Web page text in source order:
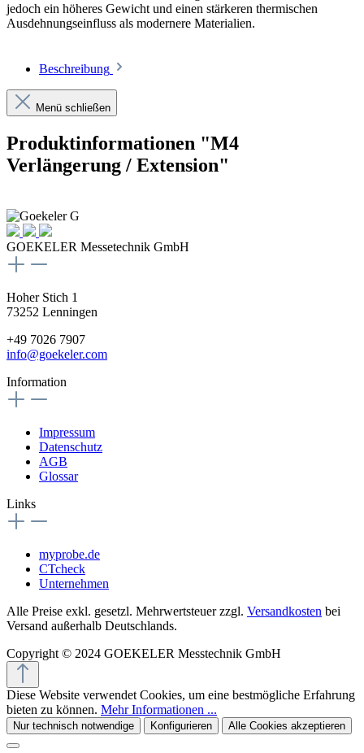
jedoch ein höheres Gewicht und einen stärkeren thermischen
Ausdehnungseinfluss als modernere Materialien.
Beschreibung
Menü schließen
Produktinformationen "M4
Verlängerung / Extension"
GOEKELER Messetechnik GmbH
Hoher Stich 1
73252 Lenningen
+49 7026 7907
info@goekeler.com
Information
Impressum
Datenschutz
AGB
Glossar
Links
myprobe.de
CTcheck
Unternehmen
Alle Preise exkl. gesetzl. Mehrwertsteuer zzgl. Versandkosten bei
Versand außerhalb Deutschlands.
Copyright © 2024 GOEKELER Messtechnik GmbH
Diese Website verwendet Cookies, um eine bestmögliche Erfahrung
bieten zu können. Mehr Informationen ...
Nur technisch notwendige Konfigurieren Alle Cookies akzeptieren